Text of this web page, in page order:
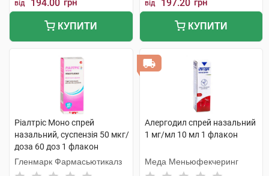
від 194.00 грн
КУПИТИ
від 197.20 грн
КУПИТИ
Ріалтріс Моно спрей
назальний, суспензія 50 мкг/
доза 60 доз 1 флакон
Гленмарк Фармасьютикалз
Алергодил спрей назальний
1 мг/мл 10 мл 1 флакон
Меда Меньюфекчеринг